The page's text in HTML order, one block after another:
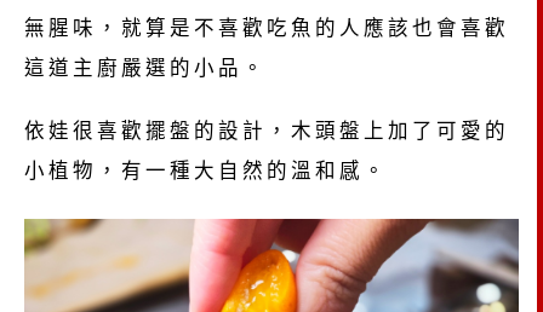
無腥味，就算是不喜歡吃魚的人應該也會喜歡
這道主廚嚴選的小品。
依娃很喜歡擺盤的設計，木頭盤上加了可愛的
小植物，有一種大自然的溫和感。